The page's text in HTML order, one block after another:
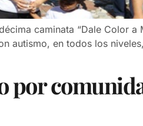
caminata “Dale Color a
autismo, en todos los
por